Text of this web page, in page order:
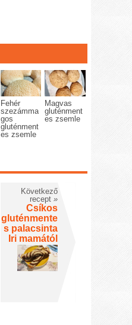
Fehér
szezámma
gos
gluténment
es zsemle
Magvas
gluténment
es zsemle
Következő
recept »
Csíkos
gluténmente
s palacsinta
Iri mamától